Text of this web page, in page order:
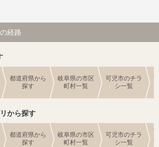
経路
都道府県から
探す
岐阜県の市区
町村一覧
可児市のチラ
シ一覧
から探す
都道府県から
探す
岐阜県の市区
町村一覧
可児市のチラ
シ一覧